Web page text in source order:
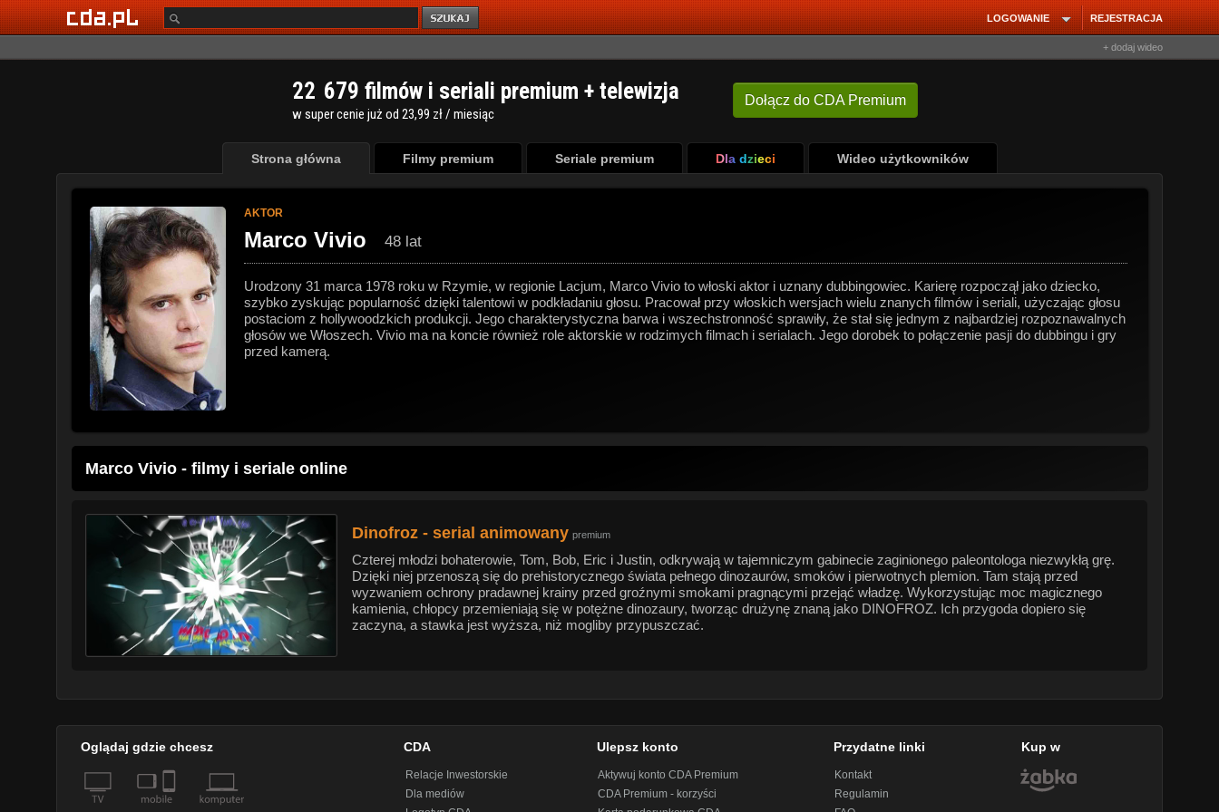
REJESTRACJA
LOGOWANIE
+ dodaj wideo
Dołącz do CDA Premium
22 679 filmów i seriali premium + telewizja
w super cenie już od 23,99 zł / miesiąc
Strona główna Filmy premium Seriale premium Dla dzieci Wideo użytkowników
AKTOR
Marco Vivio 48 lat
Urodzony 31 marca 1978 roku w Rzymie, w regionie Lacjum, Marco Vivio to włoski aktor i uznany dubbingowiec. Karierę rozpoczął jako dziecko,
szybko zyskując popularność dzięki talentowi w podkładaniu głosu. Pracował przy włoskich wersjach wielu znanych filmów i seriali, użyczając głosu
postaciom z hollywoodzkich produkcji. Jego charakterystyczna barwa i wszechstronność sprawiły, że stał się jednym z najbardziej rozpoznawalnych
głosów we Włoszech. Vivio ma na koncie również role aktorskie w rodzimych filmach i serialach. Jego dorobek to połączenie pasji do dubbingu i gry
przed kamerą.
Marco Vivio - filmy i seriale online
Dinofroz - serial animowany premium
Czterej młodzi bohaterowie, Tom, Bob, Eric i Justin, odkrywają w tajemniczym gabinecie zaginionego paleontologa niezwykłą grę.
Dzięki niej przenoszą się do prehistorycznego świata pełnego dinozaurów, smoków i pierwotnych plemion. Tam stają przed
wyzwaniem ochrony pradawnej krainy przed groźnymi smokami pragnącymi przejąć władzę. Wykorzystując moc magicznego
kamienia, chłopcy przemieniają się w potężne dinozaury, tworząc drużynę znaną jako DINOFROZ. Ich przygoda dopiero się
zaczyna, a stawka jest wyższa, niż mogliby przypuszczać.
Oglądaj gdzie chcesz CDA
Relacje Inwestorskie
Dla mediów
Ulepsz konto
Aktywuj konto CDA Premium
CDA Premium - korzyści
Przydatne linki
Kontakt
Regulamin
Kup w